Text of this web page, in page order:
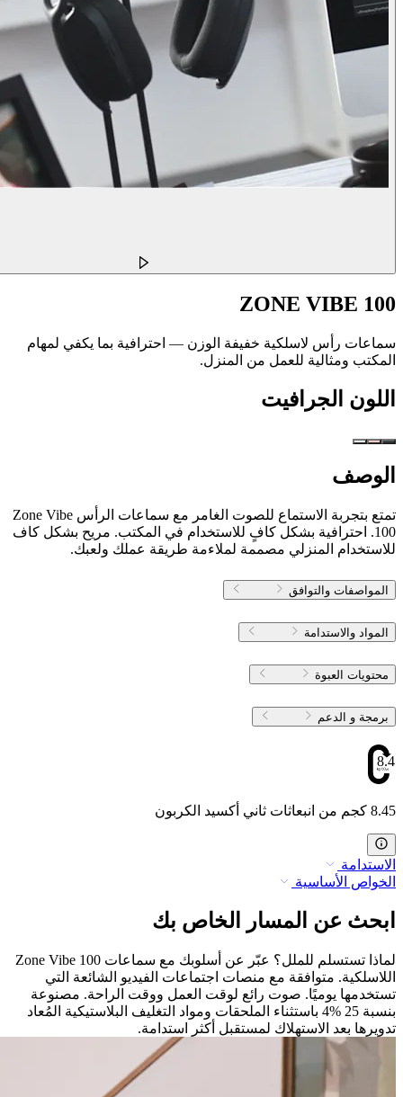
ZONE VIBE 100
سماعات رأس لاسلكية خفيفة الوزن — احترافية بما يكفي لمهام
المكتب ومثالية للعمل من المنزل.
اللون الجرافيت
الوصف
تمتع بتجربة الاستماع للصوت الغامر مع سماعات الرأس Zone Vibe
100. احترافية بشكل كافٍ للاستخدام في المكتب. مريح بشكل كاف
للاستخدام المنزلي مصممة لملاءمة طريقة عملك ولعبك.
المواصفات والتوافق
المواد والاستدامة
محتويات العبوة
برمجة و الدعم
8.45
8.45 كجم من انبعاثات ثاني أكسيد الكربون
الاستدامة
الخواص الأساسية
ابحث عن المسار الخاص بك
لماذا تستسلم للملل؟ عبّر عن أسلوبك مع سماعات Zone Vibe 100
اللاسلكية. متوافقة مع منصات اجتماعات الفيديو الشائعة التي
تستخدمها يوميًا. صوت رائع لوقت العمل ووقت الراحة. مصنوعة
بنسبة 25 %4 باستثناء الملحقات ومواد التغليف البلاستيكية المُعاد
تدويرها بعد الاستهلاك لمستقبل أكثر استدامة.